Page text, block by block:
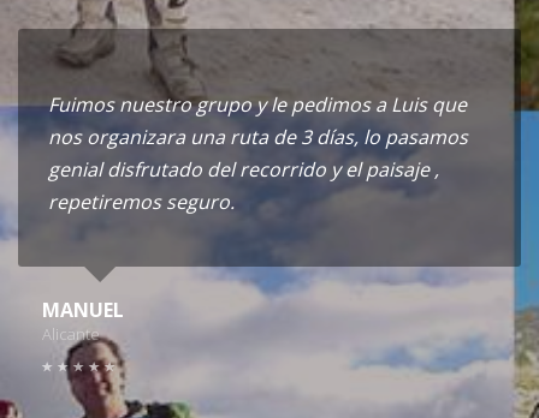
Fuimos nuestro grupo y le pedimos a Luis que
nos organizara una ruta de 3 días, lo pasamos
genial disfrutado del recorrido y el paisaje ,
repetiremos seguro.
MANUEL
Alicante